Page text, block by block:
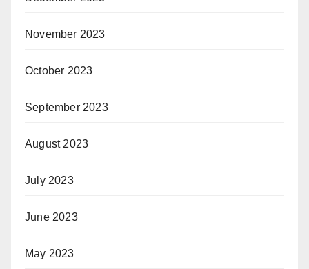
November 2023
October 2023
September 2023
August 2023
July 2023
June 2023
May 2023